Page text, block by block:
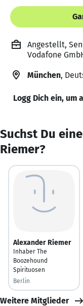
Angestellt,
Vodafone
München,
Logg Dich ein, um
Suchst Du
Riemer?
Alexander Riemer
Inhaber The
Boozehound
Spirituosen
Berlin
Weitere Mitglieder